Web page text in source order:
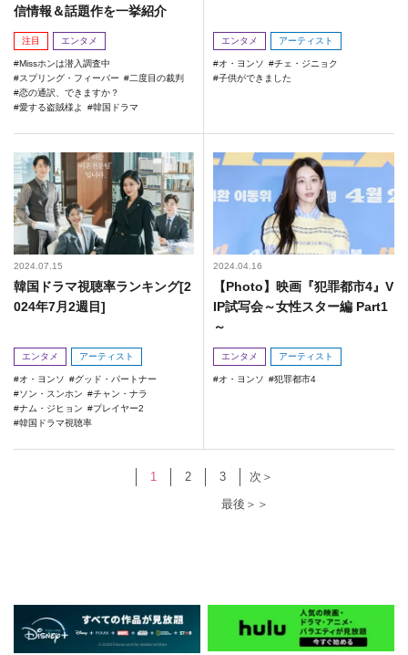
信情報＆話題作を一挙紹介
注目 エンタメ
Missホンは潜入調査中
スプリング・フィーバー
二度目の裁判
恋の通訳、できますか？
愛する盗賊様よ
韓国ドラマ
エンタメ アーティスト
オ・ヨンソ
チェ・ジニョク
子供ができました
2024.07.15
韓国ドラマ視聴率ランキング[2
024年7月2週目]
エンタメ アーティスト
オ・ヨンソ
グッド・パートナー
ソン・スンホン
チャン・ナラ
ナム・ジヒョン
プレイヤー2
韓国ドラマ視聴率
2024.04.16
【Photo】映画『犯罪都市4』V
IP試写会～女性スター編 Part1
～
エンタメ アーティスト
オ・ヨンソ 犯罪都市4
1 2 3
次＞
最後＞＞